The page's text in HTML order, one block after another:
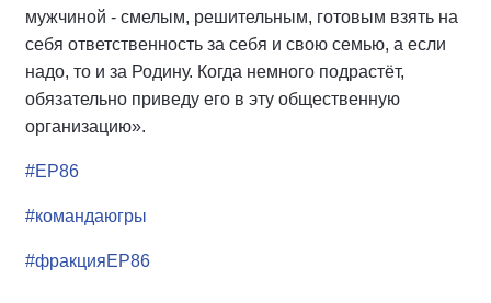
мужчиной - смелым, решительным, готовым взять на
себя ответственность за себя и свою семью, а если
надо, то и за Родину. Когда немного подрастёт,
обязательно приведу его в эту общественную
организацию».
#ЕР86
#командаюгры
#фракцияЕР86